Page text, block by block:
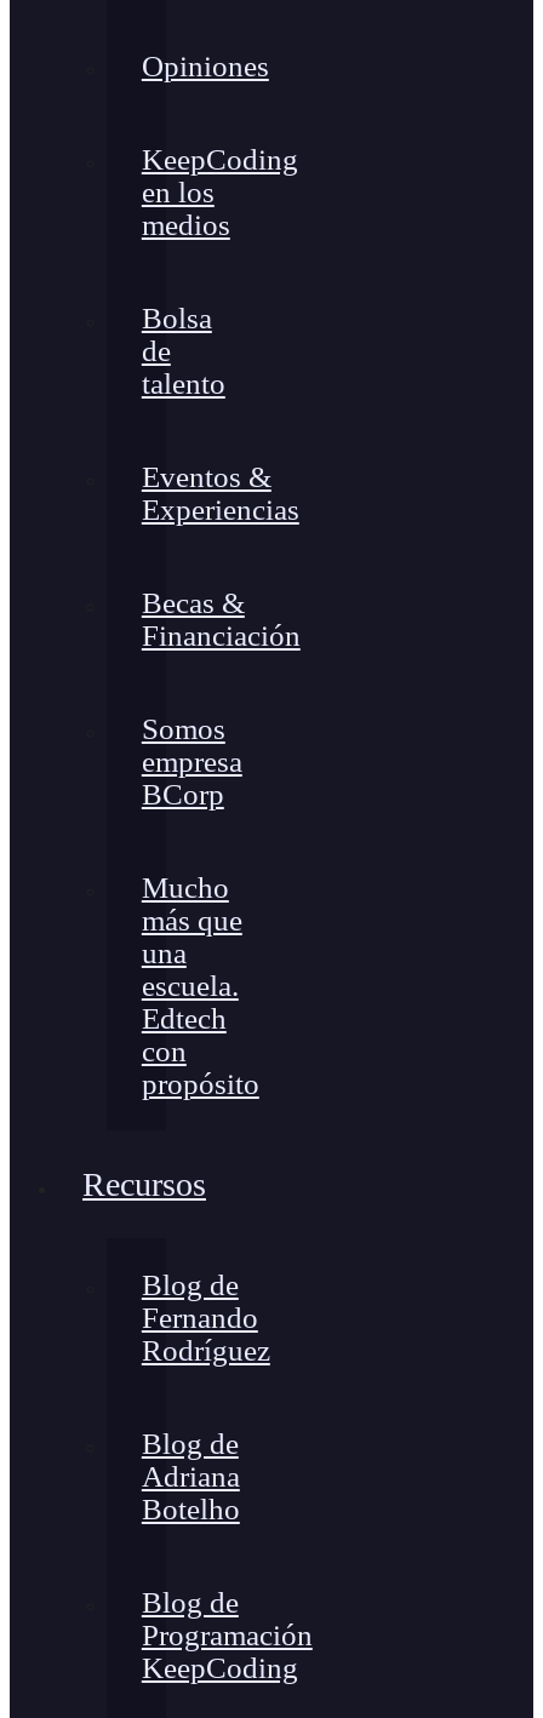
Opiniones
KeepCoding
en los
medios
Bolsa
de
talento
Eventos &
Experiencias
Becas &
Financiación
Somos
empresa
BCorp
Mucho
más que
una
escuela.
Edtech
con
propósito
Recursos
Blog de
Fernando
Rodríguez
Blog de
Adriana
Botelho
Blog de
Programación
KeepCoding